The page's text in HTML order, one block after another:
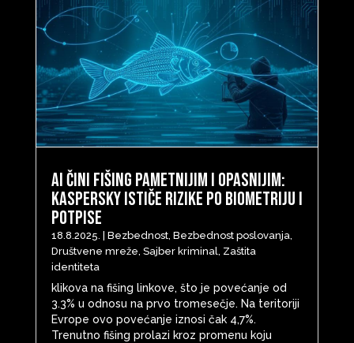
AI čini fišing pametnijim i opasnijim:
Kaspersky ističe rizike po biometriju i
potpise
18.8.2025. | Bezbednost, Bezbednost poslovanja
Društvene mreže Sajber kriminal Zaštita
identiteta
klikova na fišing linkove, što je povećanje od
3.3% u odnosu na prvo tromesečje. Na teritoriji
Evrope ovo povećanje iznosi čak 4,7%.
Trenutno fišing prolazi kroz promenu koju